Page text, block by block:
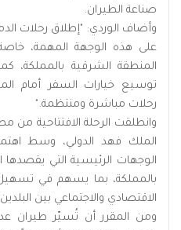
صناعة الطيران.
وأضاف الوردي: "إطلاق رحلات
على هذه الوجهة المهمة، خاصة
المنطقة الشرقية
توسيع خيارات السفر أمام
رحلات مباشرة ومنتظمة."
وانطلقت الرحلة الافتتاحية من
الملك فهد الدولي، وسط
الوجهات الرئيسية التي
بالمملكة، بما يسهم في
الاقتصادي والاجتماعي بين
ومن المقرر أن تُسيّر طيران